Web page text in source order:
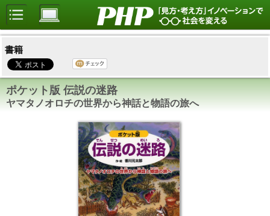
書籍
ポケット版 伝説の迷路
ヤマタノオロチの世界から神話と物語の旅へ